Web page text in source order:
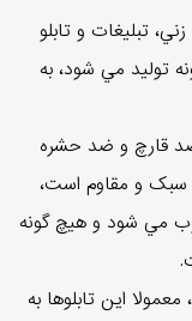
تبليغات و تابلو
توليد مي شود، به
ضد قارچ و ضد حشره
سبک و مقاوم است،
مي شود و هيچ گونه
اين تابلوها به